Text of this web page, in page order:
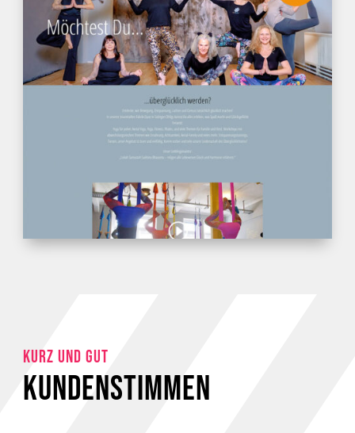
KURZ UND GUT
KUNDENSTIMMEN